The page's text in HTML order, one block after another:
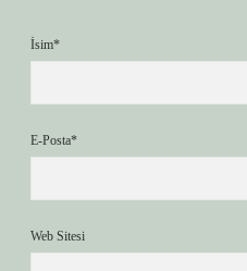
İsim*
E-Posta*
Web Sitesi